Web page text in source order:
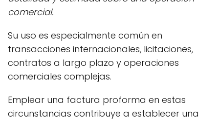
comercial.
Su uso es especialmente común en
transacciones internacionales, licitaciones,
contratos a largo plazo y operaciones
comerciales complejas.
Emplear una factura proforma en estas
circunstancias contribuye a establecer una